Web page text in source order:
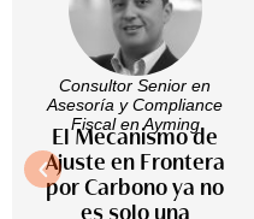
Consultor Senior en
Asesoría y Compliance
Fiscal en Ayming
El Mecanismo de
Ajuste en Frontera
por Carbono ya no
es solo una